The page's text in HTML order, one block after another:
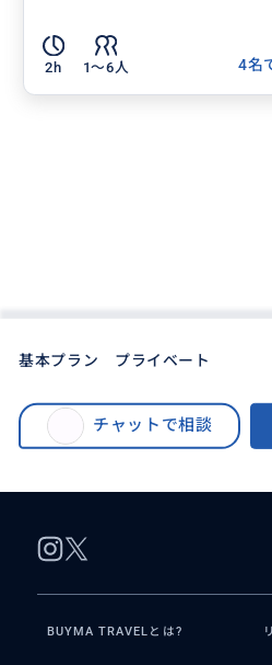
2h 1〜6人
4名
基本プラン プライベート
チャットで相談
実弾射撃・ガン シューティング 屋外射撃
してくれます。 ハンドガン(拳銃オート)
BUYMA TRAVELとは?